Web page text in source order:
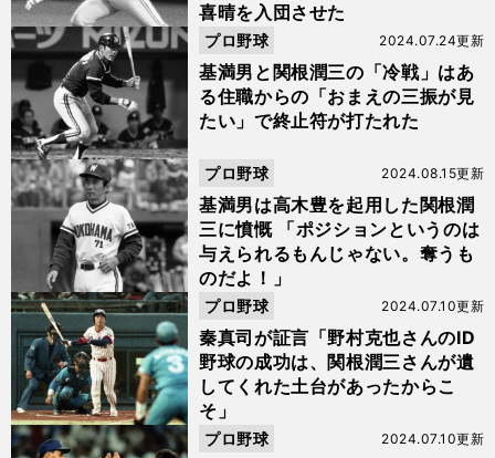
喜晴を入団させた
基満男と関根潤三の「冷戦」はあ
る住職からの「おまえの三振が見
たい」で終止符が打たれた
2024.07.24更新
プロ野球
基満男は高木豊を起用した関根潤
三に憤慨 「ポジションというのは
与えられるもんじゃない。奪うも
のだよ！」
2024.08.15更新
プロ野球
秦真司が証言「野村克也さんのID
野球の成功は、関根潤三さんが遺
してくれた土台があったからこ
そ」
2024.07.10更新
プロ野球
2024.07.10更新
プロ野球